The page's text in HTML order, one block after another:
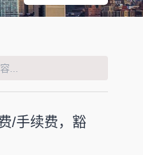
/手续费，豁